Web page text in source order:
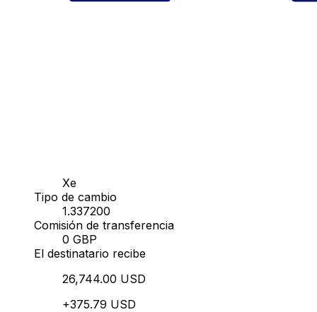
Xe
Tipo de cambio
1.337200
Comisión de transferencia
0 GBP
El destinatario recibe
26,744.00 USD
+375.79 USD